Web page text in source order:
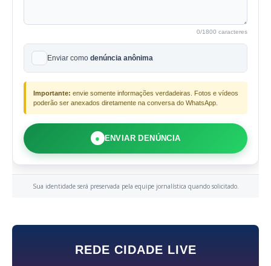
0/1800 caracteres
Enviar como denúncia anônima
Importante: envie somente informações verdadeiras. Fotos e vídeos
poderão ser anexados diretamente na conversa do WhatsApp.
● ENVIAR DENÚNCIA
Sua identidade será preservada pela equipe jornalística quando solicitado.
REDE CIDADE LIVE